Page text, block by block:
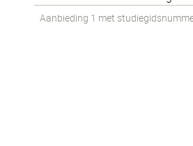
Aanbieding 1 met